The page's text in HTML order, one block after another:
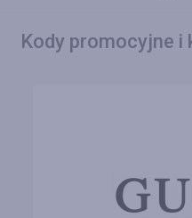
Kody promocyjne i